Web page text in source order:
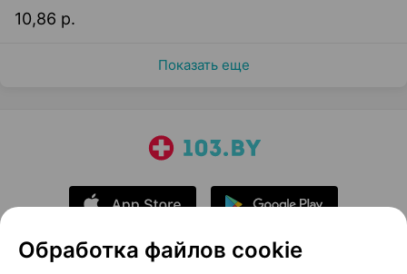
10,86 р.
Показать еще
Обработка файлов cookie